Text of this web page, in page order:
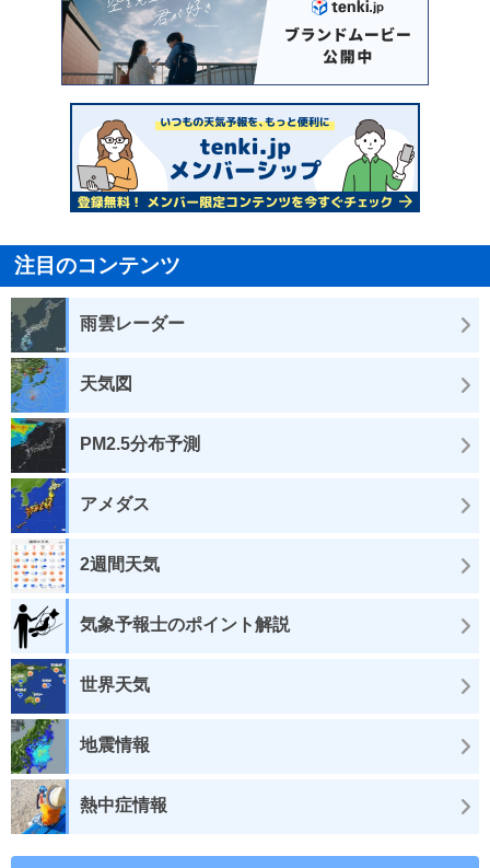
注目のコンテンツ
雨雲レーダー
天気図
PM2.5分布予測
アメダス
2週間天気
気象予報士のポイント解説
世界天気
地震情報
熱中症情報